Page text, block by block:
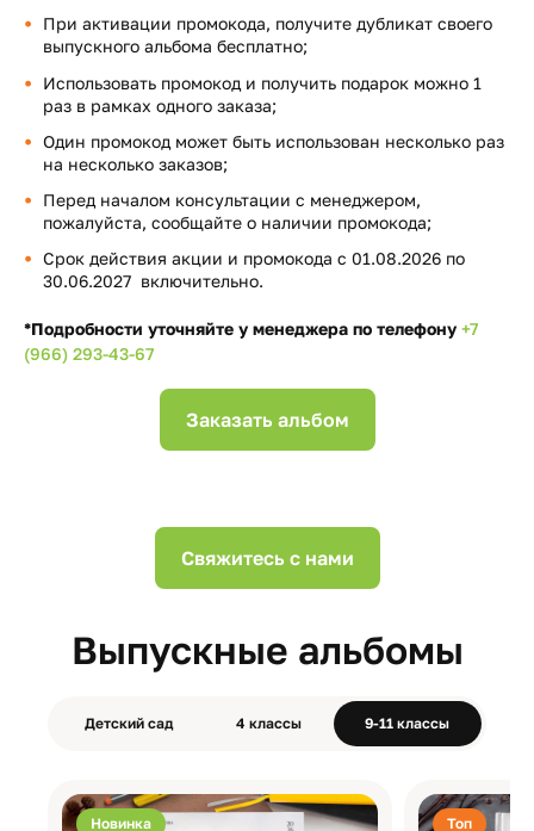
При активации промокода, получите дубликат своего
выпускного альбома бесплатно;
Использовать промокод и получить подарок можно 1
раз в рамках одного заказа;
Один промокод может быть использован несколько раз
на несколько заказов;
Перед началом консультации с менеджером,
пожалуйста, сообщайте о наличии промокода;
Срок действия акции и промокода с 01.08.2026 по
30.06.2027 включительно.
*Подробности уточняйте у менеджера по телефону +7
(966) 293-43-67
Заказать альбом
Свяжитесь с нами
Выпускные альбомы
Детский сад 4 классы 9-11 классы
Новинка Топ